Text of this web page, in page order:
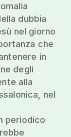
dubbia
nel giorno
che
in
degli
alla
nel
periodico